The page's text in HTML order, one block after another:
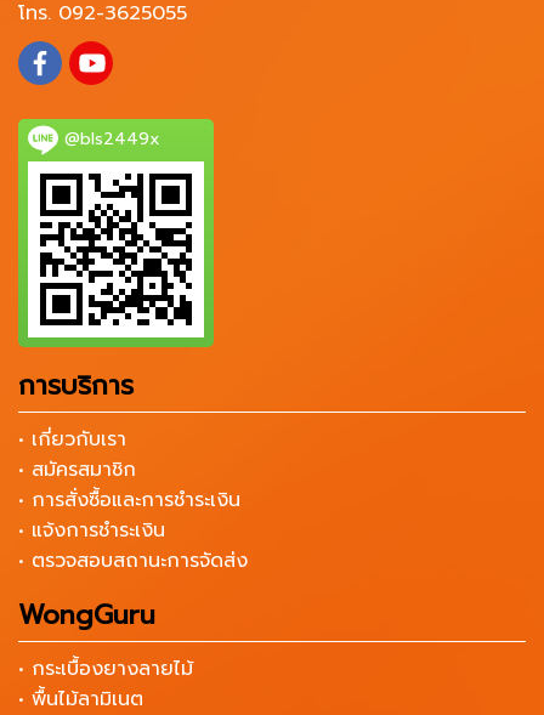
โทร. 092-3625055
@bls2449x
การบริการ
• เกี่ยวกับเรา
• สมัครสมาชิก
• การสั่งซื้อและการชำระเงิน
• แจ้งการชำระเงิน
• ตรวจสอบสถานะการจัดส่ง
WongGuru
• กระเบื้องยางลายไม้
• พื้นไม้ลามิเนต